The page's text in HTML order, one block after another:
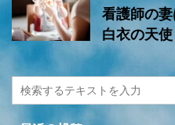
看護師の
白衣の天